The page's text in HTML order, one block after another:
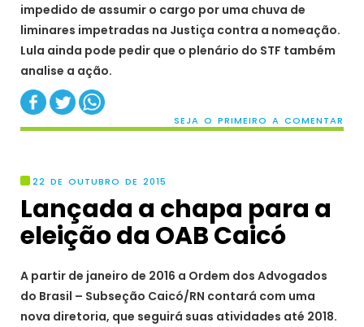
impedido de assumir o cargo por uma chuva de
liminares impetradas na Justiça contra a nomeação.
Lula ainda pode pedir que o plenário do STF também
analise a ação.
SEJA O PRIMEIRO A COMENTAR
22 DE OUTUBRO DE 2015
Lançada a chapa para a
A partir de janeiro de 2016 a Ordem dos Advogados
do Brasil – Subseção Caicó/RN contará com uma
nova diretoria, que seguirá suas atividades até 2018.